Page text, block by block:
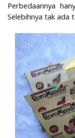
Perbedaannya
Selebihnya tak ada